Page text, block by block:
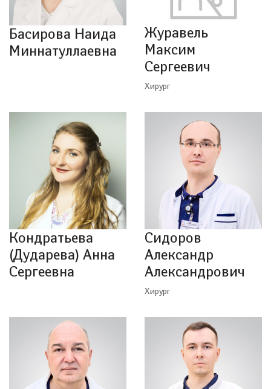
Басирова Наида
Миннатуллаевна
Журавель
Максим
Сергеевич
Хирург
Кондратьева
(Дударева) Анна
Сергеевна
Сидоров
Александр
Александрович
Хирург